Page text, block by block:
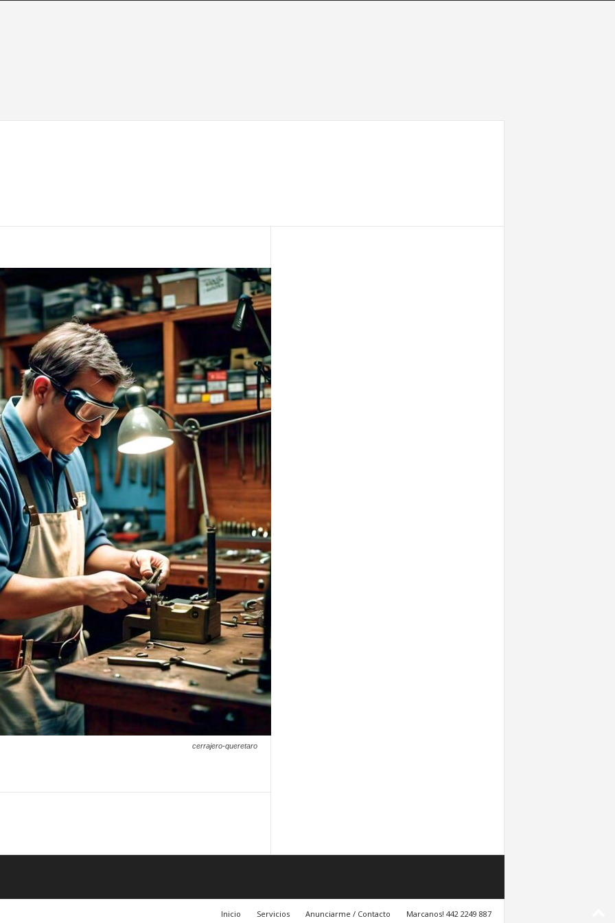
cerrajero-queretaro
Inicio Servicios Anunciarme / Contacto Marcanos! 442 2249 887